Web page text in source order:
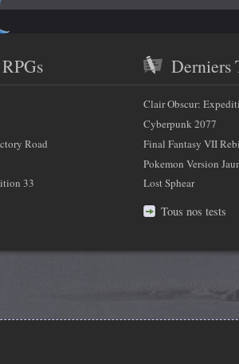
Road
33
Derniers
Clair Obscur:
Cyberpunk 2077
Final Fantasy VII
Pokemon Version
Lost Sphear
Tous nos tests